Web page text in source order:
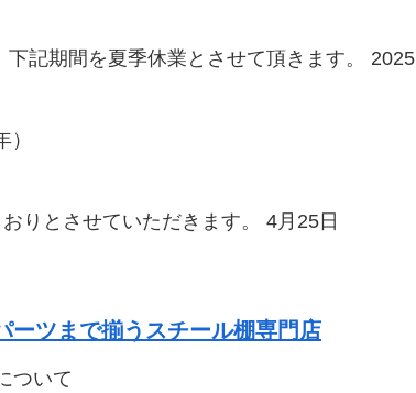
下記期間を夏季休業とさせて頂きます。 2025
りとさせていただきます。 4月25日
ーツまで揃うスチール棚専門店
ついて